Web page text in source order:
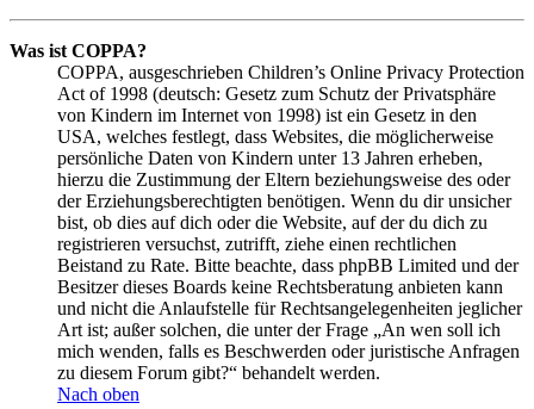
Was ist COPPA?
COPPA, ausgeschrieben Children’s Online Privacy Protection
Act of 1998 (deutsch: Gesetz zum Schutz der Privatsphäre
von Kindern im Internet von 1998) ist ein Gesetz in den
USA, welches festlegt, dass Websites, die möglicherweise
persönliche Daten von Kindern unter 13 Jahren erheben,
hierzu die Zustimmung der Eltern beziehungsweise des oder
der Erziehungsberechtigten benötigen. Wenn du dir unsicher
bist, ob dies auf dich oder die Website, auf der du dich zu
registrieren versuchst, zutrifft, ziehe einen rechtlichen
Beistand zu Rate. Bitte beachte, dass phpBB Limited und der
Besitzer dieses Boards keine Rechtsberatung anbieten kann
und nicht die Anlaufstelle für Rechtsangelegenheiten jeglicher
Art ist; außer solchen, die unter der Frage „An wen soll ich
mich wenden, falls es Beschwerden oder juristische Anfragen
zu diesem Forum gibt?“ behandelt werden.
Nach oben